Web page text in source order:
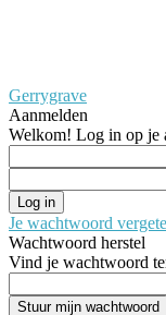
Gerrygrave
Aanmelden
Welkom! Log in op je
Je wachtwoord
Wachtwoord herstel
Vind je wachtwoord